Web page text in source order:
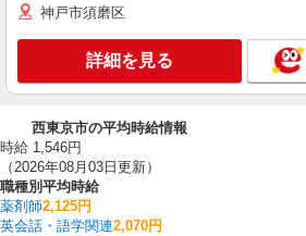
神戸市須磨区
詳細を見る
西東京市の平均時給情報
時給 1,546円
（2026年08月03日更新）
職種別平均時給
薬剤師2,125円
英会話・語学関連2,070円